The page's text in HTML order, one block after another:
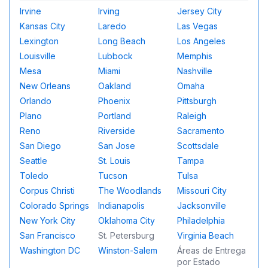
Sky High Party Rentals es más que inflables. Nuestras
Las opciones de entrega incluyen instalación el día
Más que Inflables: Servicios y Extras
Además de inflables y mobiliario, proporcionamos:
Renta de juegos de carnaval
Máquinas de concesión (palomitas, raspados,
Entretenimiento DJ y asistentes de eventos
Pantallas de cine al aire libre y cabinas de fotos
Sky dancers y arcos inflables
Renta de realidad virtual
Calentadores, ventiladores y generadores
Temas Infinitos para Cada Ocasión
Nuestros inflables y artículos abarcan casi todos los
También nos especializamos en eventos
Confianza en Todo Texas y a Nivel Nacional
Nuestra base de operaciones está en Texas, donde
Houston– incluyendo un radio de 3 horas
incluyendo un radio de 1 hora
Irvine Irving
Jersey City
Kansas City
Laredo
Las Vegas
Lexington
Long Beach
Los Angeles
Louisville
Lubbock
Memphis
Mesa
Miami
Nashville
New Orleans
Oakland
Omaha
Orlando
Phoenix
Pittsburgh
Plano
Portland
Raleigh
Reno
Riverside
Sacramento
San Diego
San Jose
Scottsdale
Seattle
St. Louis
Tampa
Toledo
Tucson
Tulsa
Corpus Christi
The Woodlands
Missouri City
Colorado Springs
Indianapolis
Jacksonville
New York City
Oklahoma City
Philadelphia
San Francisco
St. Petersburg
Virginia Beach
Washington DC
Winston-Salem
Áreas de Entrega
por Estado